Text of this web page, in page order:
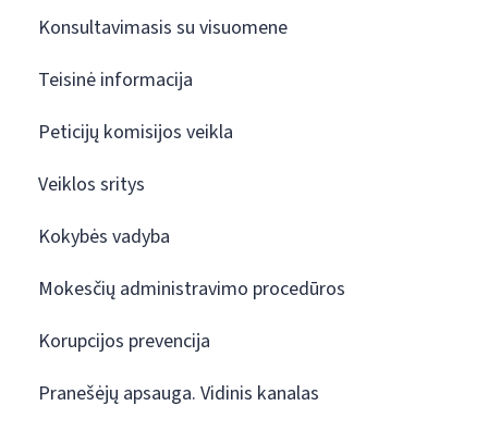
Konsultavimasis su visuomene
Teisinė informacija
Peticijų komisijos veikla
Veiklos sritys
Kokybės vadyba
Mokesčių administravimo procedūros
Korupcijos prevencija
Pranešėjų apsauga. Vidinis kanalas